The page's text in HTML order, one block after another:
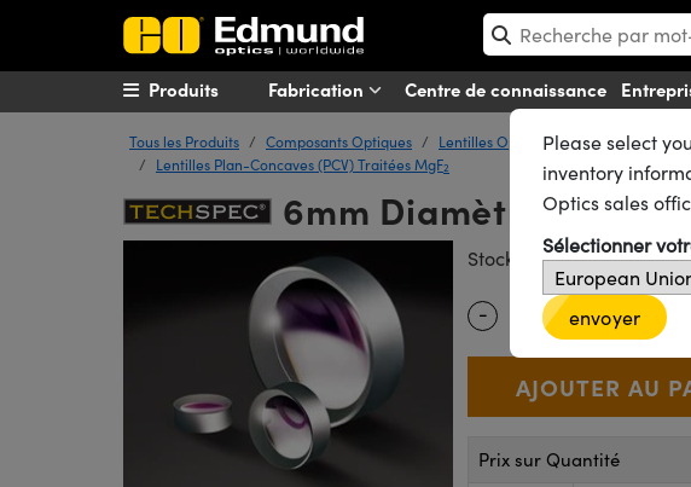
Fabrication Centre de connaissance
Produits
Tous les Produits Composants Optiques Lentilles Optiques
Lentilles Plan-
Lentilles Plan-Concaves (PCV) Traitées MgF2
6mm Diamètre x -15
Stock #48-684 5 In
Quantity Selector
- Use the plus
+
Prix sur Quantité
Please select
inventory
Optics sales
Sélectionner
envoyer